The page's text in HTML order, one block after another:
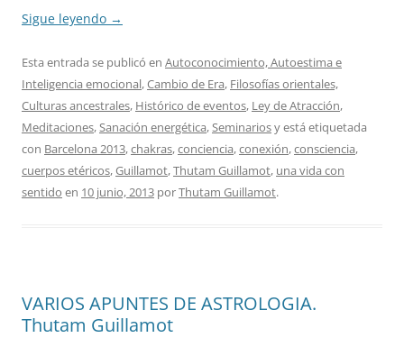
Sigue leyendo →
Esta entrada se publicó en Autoconocimiento, Autoestima e
Inteligencia emocional,Cambio de Era, Filosofías orientales,
Culturas ancestrales, Histórico de eventos, Ley de Atracción,
Meditaciones,Sanación energética,Seminariosy está etiquetada
con Barcelona 2013,chakras,conciencia,conexión,consciencia,
cuerpos etéricos,Guillamot,Thutam Guillamot, una vida con
sentido en 10 junio, 2013 porThutam Guillamot.
VARIOS APUNTES DE ASTROLOGIA.
Thutam Guillamot